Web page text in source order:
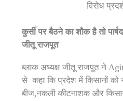
विरोध
कुर्सी पर बैठने का शौक है तो
जीतू राजपूत
ब्लाक अध्यक्ष जीतू राजपूत ने
से कहा कि प्रदेश में किसानों
बीज,नकली कीटनाशक और